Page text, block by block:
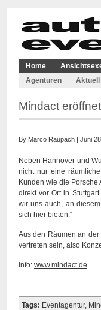
Home
Agenturen
Aktuell
Mindact
By Marco Raupach | Juni
Neben Hannover und
nicht nur eine
Kunden wie die Porsche
direkt vor Ort in
wir uns auch, an
sich hier bieten.“
Aus den Räumen an
vertreten sein, also
Info: www.mindact.de
Tags: Eventagentur,